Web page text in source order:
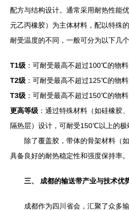
配方与结构设计。通常采用耐热性能
元乙丙橡胶）为主体材料，配以特殊
耐受温度的不同，一般可分为以下几个
T1级 ：可耐受最高不超过100℃的物料
T2级 ：可耐受最高不超过125℃的物料
T3级 ：可耐受最高不超过150℃的物料
更高等级 ：通过特殊材料（如硅橡胶
隔热层）设计，可耐受150℃以上的极
除了覆盖胶，带体的骨架材料（
具备良好的耐热稳定性和强度保持率。
三、 成都的输送带产业与技术优
成都作为四川省会，汇聚了众多